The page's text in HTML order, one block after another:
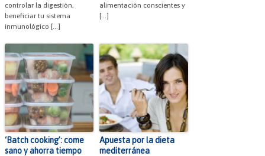
controlar la digestión,
beneficiar tu sistema
inmunológico […]
alimentación conscientes y
[…]
‘Batch cooking’: come
sano y ahorra tiempo
Apuesta por la dieta
mediterránea